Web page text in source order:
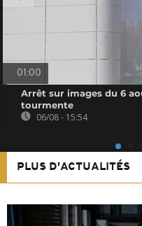
01:00
Arrêt sur images du 6
tourmente
06/08 - 15:54
PLUS D'ACTUALITÉS